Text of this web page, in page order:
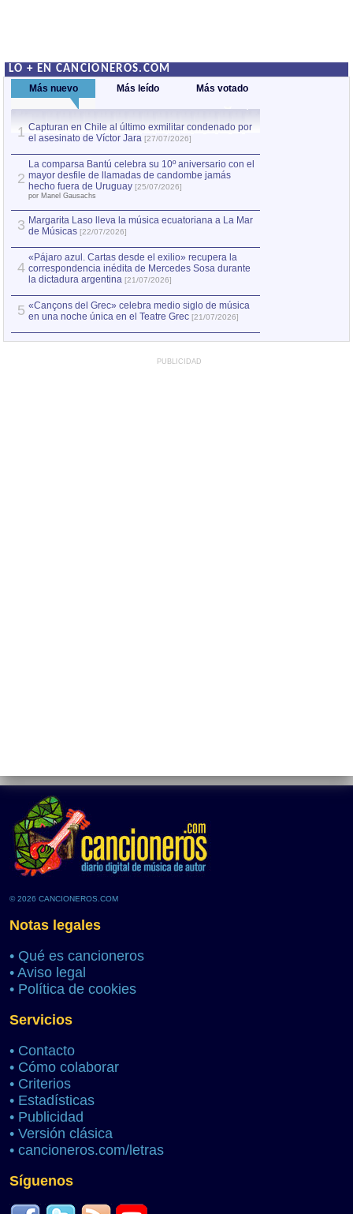
LO + EN CANCIONEROS.COM
Más nuevo Más leído Más votado
1 Capturan en Chile al último exmilitar condenado por
el asesinato de Víctor Jara [27/07/2026]
2
La comparsa Bantú celebra su 10º aniversario con el
mayor desfile de llamadas de candombe jamás
hecho fuera de Uruguay [25/07/2026]
por Manel Gausachs
3 Margarita Laso lleva la música ecuatoriana a La Mar
de Músicas [22/07/2026]
4
«Pájaro azul. Cartas desde el exilio» recupera la
correspondencia inédita de Mercedes Sosa durante
la dictadura argentina [21/07/2026]
5 «Cançons del Grec» celebra medio siglo de música
en una noche única en el Teatre Grec [21/07/2026]
PUBLICIDAD
© 2026 CANCIONEROS.COM
Notas legales
• Qué es cancioneros
• Aviso legal
• Política de cookies
Servicios
• Contacto
• Cómo colaborar
• Criterios
• Estadísticas
• Publicidad
• Versión clásica
• cancioneros.com/letras
Síguenos